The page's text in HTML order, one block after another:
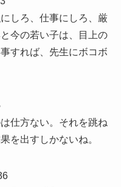
しろ、仕事にしろ、厳
今の若い子は、目上の
すれば、先生にボコボ
仕方ない。それを跳ね
を出すしかないね。